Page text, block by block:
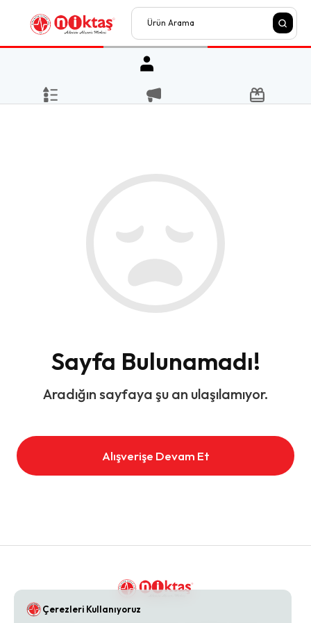
Sayfa Bulunamadı!
Aradığın sayfaya şu an ulaşılamıyor.
Alışverişe Devam Et
Çerezleri Kullanıyoruz